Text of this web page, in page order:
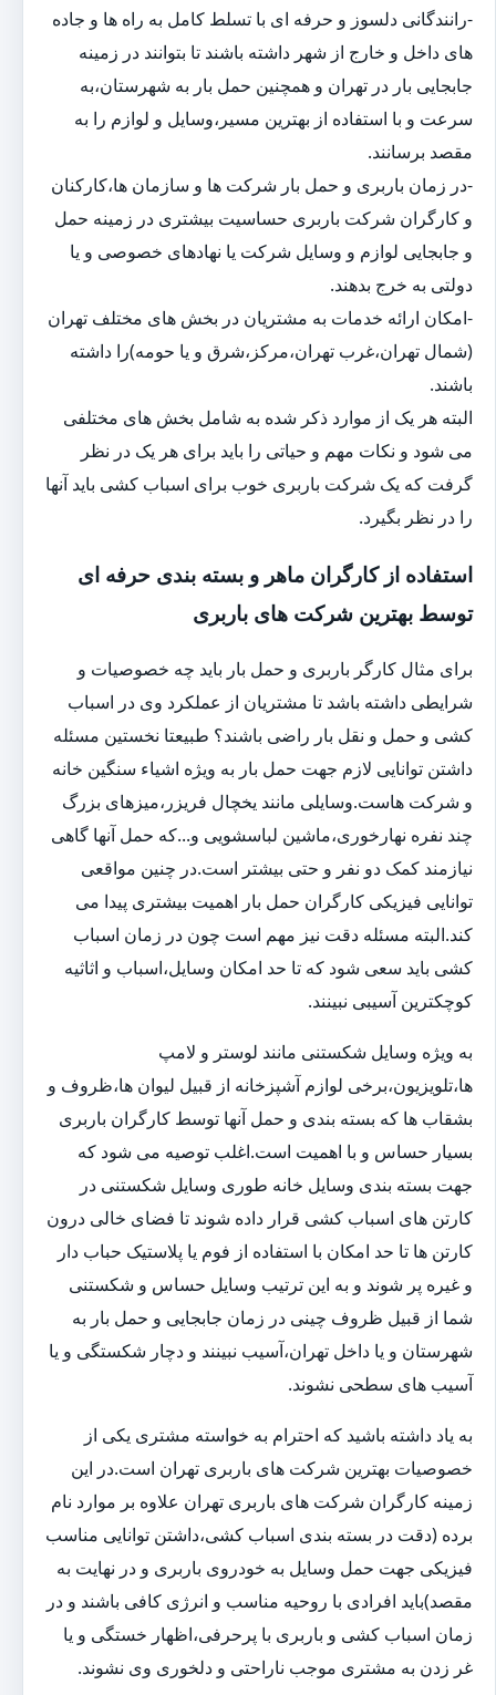
-رانندگانی دلسوز و حرفه ای با تسلط کامل به راه ها و جاده
های داخل و خارج از شهر داشته باشند تا بتوانند در زمینه
جابجایی بار در تهران و همچنین حمل بار به شهرستان،به
سرعت و با استفاده از بهترین مسیر،وسایل و لوازم را به
مقصد برسانند.
-در زمان باربری و حمل بار شرکت ها و سازمان ها،کارکنان
و کارگران شرکت باربری حساسیت بیشتری در زمینه حمل
و جابجایی لوازم و وسایل شرکت یا نهادهای خصوصی و یا
دولتی به خرج بدهند.
-امکان ارائه خدمات به مشتریان در بخش های مختلف تهران
(شمال تهران،غرب تهران،مرکز،شرق و یا حومه)را داشته
باشند.
البته هر یک از موارد ذکر شده به شامل بخش های مختلفی
می شود و نکات مهم و حیاتی را باید برای هر یک در نظر
گرفت که یک شرکت باربری خوب برای اسباب کشی باید آنها
را در نظر بگیرد.
استفاده از کارگران ماهر و بسته بندی حرفه ای
توسط بهترین شرکت های باربری
برای مثال کارگر باربری و حمل بار باید چه خصوصیات و
شرایطی داشته باشد تا مشتریان از عملکرد وی در اسباب
کشی و حمل و نقل بار راضی باشند؟ طبیعتا نخستین مسئله
داشتن توانایی لازم جهت حمل بار به ویژه اشیاء سنگین خانه
و شرکت هاست.وسایلی مانند یخچال فریزر،میزهای بزرگ
چند نفره نهارخوری،ماشین لباسشویی و...که حمل آنها گاهی
نیازمند کمک دو نفر و حتی بیشتر است.در چنین مواقعی
توانایی فیزیکی کارگران حمل بار اهمیت بیشتری پیدا می
کند.البته مسئله دقت نیز مهم است چون در زمان اسباب
کشی باید سعی شود که تا حد امکان وسایل،اسباب و اثاثیه
کوچکترین آسیبی نبینند.
به ویژه وسایل شکستنی مانند لوستر و لامپ
ها،تلویزیون،برخی لوازم آشپزخانه از قبیل لیوان ها،ظروف و
بشقاب ها که بسته بندی و حمل آنها توسط کارگران باربری
بسیار حساس و با اهمیت است.اغلب توصیه می شود که
جهت بسته بندی وسایل خانه طوری وسایل شکستنی در
کارتن های اسباب کشی قرار داده شوند تا فضای خالی درون
کارتن ها تا حد امکان با استفاده از فوم یا پلاستیک حباب دار
و غیره پر شوند و به این ترتیب وسایل حساس و شکستنی
شما از قبیل ظروف چینی در زمان جابجایی و حمل بار به
شهرستان و یا داخل تهران،آسیب نبینند و دچار شکستگی و یا
آسیب های سطحی نشوند.
به یاد داشته باشید که احترام به خواسته مشتری یکی از
خصوصیات بهترین شرکت های باربری تهران است.در این
زمینه کارگران شرکت های باربری تهران علاوه بر موارد نام
برده (دقت در بسته بندی اسباب کشی،داشتن توانایی مناسب
فیزیکی جهت حمل وسایل به خودروی باربری و در نهایت به
مقصد)باید افرادی با روحیه مناسب و انرژی کافی باشند و در
زمان اسباب کشی و باربری با پرحرفی،اظهار خستگی و یا
غر زدن به مشتری موجب ناراحتی و دلخوری وی نشوند.